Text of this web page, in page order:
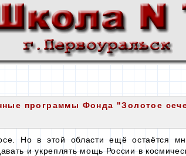
программы Фонда "Золотое
Нов этой
области ещё остаётся
и укреплять мощь России в